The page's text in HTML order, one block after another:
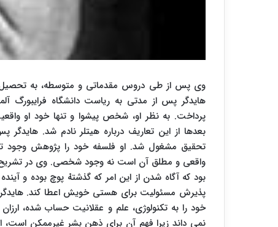
وی پس از طی دروس مقدماتی و متوسطه، به
هایدگر پس از مدتی به ریاست دانشگاه فرایبورگ
پرداخت. به نظر او، شخص پیشوا و تنها خود او
بعدها از این تعاریف درباره هیتلر نادم شد. هایدگر
تحقیق مشغول شد. او فلسفه خود را پژوهش وجود
واقعی و مطلق آن است نه وجود شخصی. وی در تشریح
بود که آگاه شدن از این امر که گذشتهْ پوچ بوده و
پذیرش مسئولیت برای هستی خویش اعطا کند.
خود را به تکنولوژی، علم و عقلانیت حساب شده،
نمی ‏داند زیرا فهم آن برای ذهن بشر غیرممکن است،